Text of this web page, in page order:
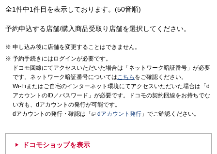
全1件中1件目を表示しております。(50音順)
予約申込する店舗/購入商品受取り店舗を選択してください。
申し込み後に店舗を変更することはできません。
予約手続きにはログインが必要です。
ドコモ回線にてアクセスいただいた場合は「ネットワーク暗証番号」が必要
です。ネットワーク暗証番号についてはこちら をご確認ください。
Wi-Fiまたはご自宅のインターネット環境にてアクセスいただいた場合は「d
アカウントのID／パスワード」が必要です。ドコモの契約回線をお持ちでな
い方も、dアカウントの発行が可能です。
dアカウントの発行・確認は「
dアカウント発行 」でご確認ください。
ドコモショップを表示